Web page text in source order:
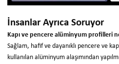
İnsanlar Ayrıca Soruyor
Kapı ve pencere alüminyum profilleri
Sağlam, hafif ve dayanıklı pencere ve
kullanılan alüminyum alaşımından